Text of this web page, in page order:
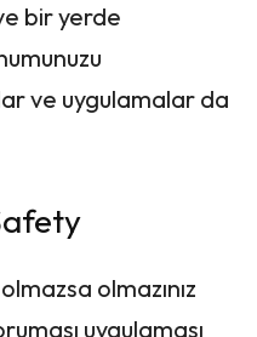
bir yerde
ve uygulamalar da
olmazınız
uygulaması